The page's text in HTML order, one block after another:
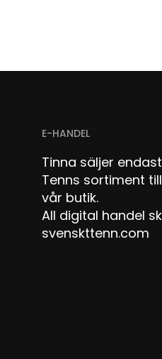
E-HANDEL
Tinna säljer
Tenns sortiment
vår butik.
All digital handel
svenskttenn.com